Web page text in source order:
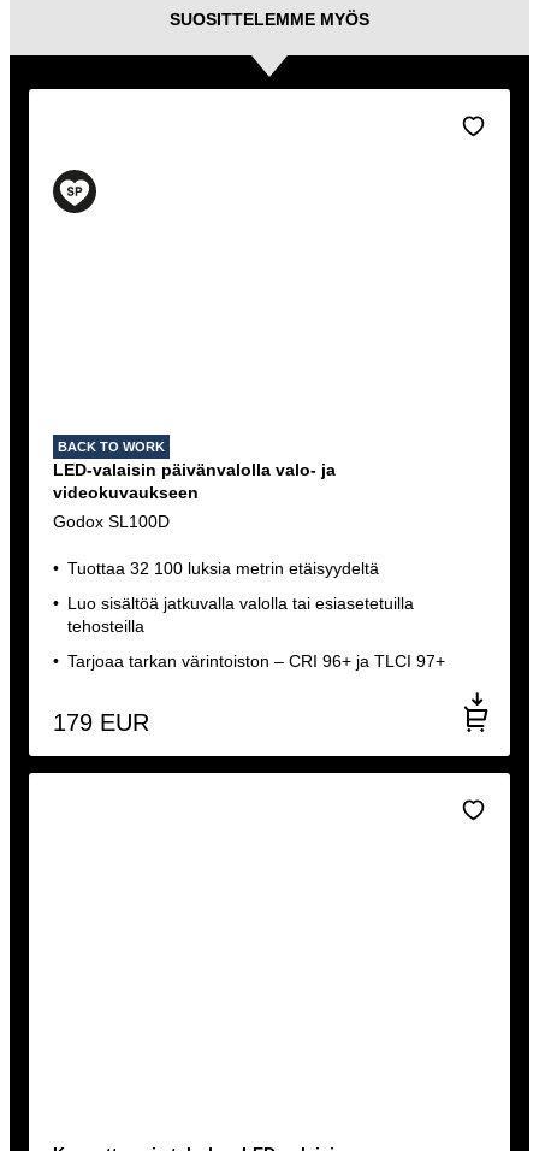
SUOSITTELEMME MYÖS
BACK TO WORK
LED-valaisin päivänvalolla valo- ja
videokuvaukseen
Godox SL100D
Tuottaa 32 100 luksia metrin etäisyydeltä
Luo sisältöä jatkuvalla valolla tai esiasetetuilla
tehosteilla
Tarjoaa tarkan värintoiston – CRI 96+ ja TLCI 97+
179 EUR